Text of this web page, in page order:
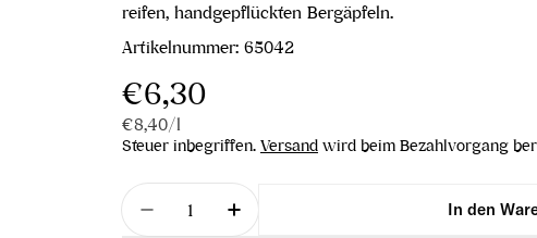
reifen, handgepflückten Bergäpfeln.
Artikelnummer: 65042
Regulärer
Preis
€6,30
Stückpreis
€8,40/pro
l
Steuer inbegriffen. Versand wird beim Bezahlvorgang
Menge
Menge für Bergapfelsaft Rouge verringern
Menge für Bergapfelsaft Rouge
In den